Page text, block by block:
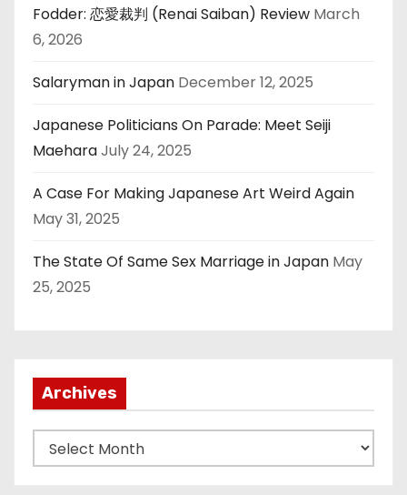
Fodder: 恋愛裁判 (Renai Saiban) Review March
6, 2026
Salaryman in Japan December 12, 2025
Japanese Politicians On Parade: Meet Seiji
MaeharaJuly 24, 2025
A Case For Making Japanese Art Weird Again
May 31, 2025
The State Of Same Sex Marriage in Japan May
25, 2025
Archives
r